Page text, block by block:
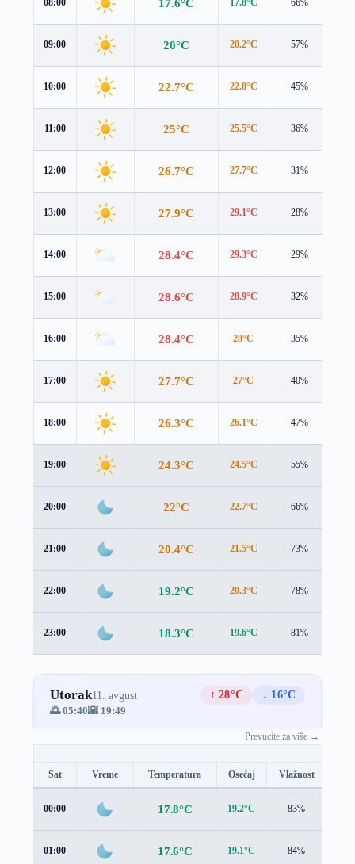
08:00 17.6°C 17.8°C 66%
09:00 20°C 20.2°C 57%
10:00 22.7°C 22.8°C 45%
11:00 25°C 25.5°C 36%
12:00 26.7°C 27.7°C 31%
13:00 27.9°C 29.1°C 28%
14:00 28.4°C 29.3°C 29%
15:00 28.6°C 28.9°C 32%
16:00 28.4°C 28°C 35%
17:00 27.7°C 27°C 40%
18:00 26.3°C 26.1°C 47%
19:00 24.3°C 24.5°C 55%
20:00 22°C 22.7°C 66%
21:00 20.4°C 21.5°C 73%
22:00 19.2°C 20.3°C 78%
23:00 18.3°C 19.6°C 81%
Utorak11. avgust ↑ 28°C
↓ 16°C
🌅 05:40🌇 19:49
Prevucite za više →
Sat Vreme Temperatura Osećaj Vlažnost
00:00 17.8°C 19.2°C 83%
01:00 17.6°C 19.1°C 84%